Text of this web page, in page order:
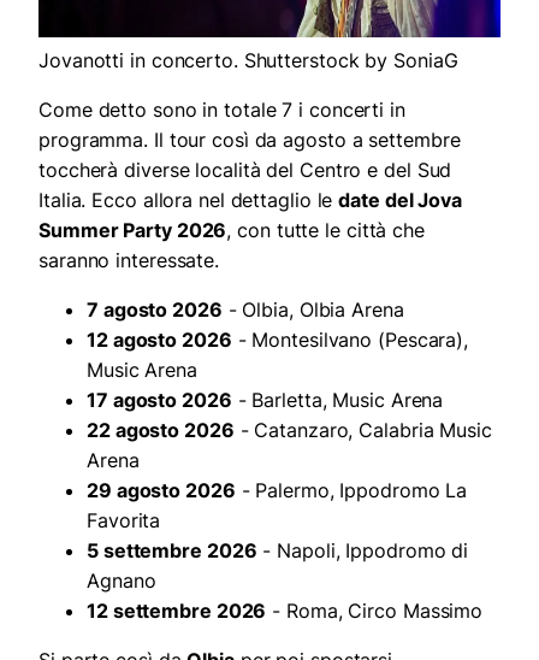
Jovanotti in concerto. Shutterstock by SoniaG
Come detto sono in totale 7 i concerti in
programma. Il tour così da agosto a settembre
toccherà diverse località del Centro e del Sud
Italia. Ecco allora nel dettaglio ledate del Jova
Summer Party 2026, con tutte le città che
saranno interessate.
7 agosto 2026 - Olbia, Olbia Arena
12 agosto 2026 - Montesilvano (Pescara),
Music Arena
17 agosto 2026 - Barletta, Music Arena
22 agosto 2026 - Catanzaro, Calabria Music
Arena
29 agosto 2026 - Palermo, Ippodromo La
Favorita
5 settembre 2026 - Napoli, Ippodromo di
Agnano
12 settembre 2026 - Roma, Circo Massimo